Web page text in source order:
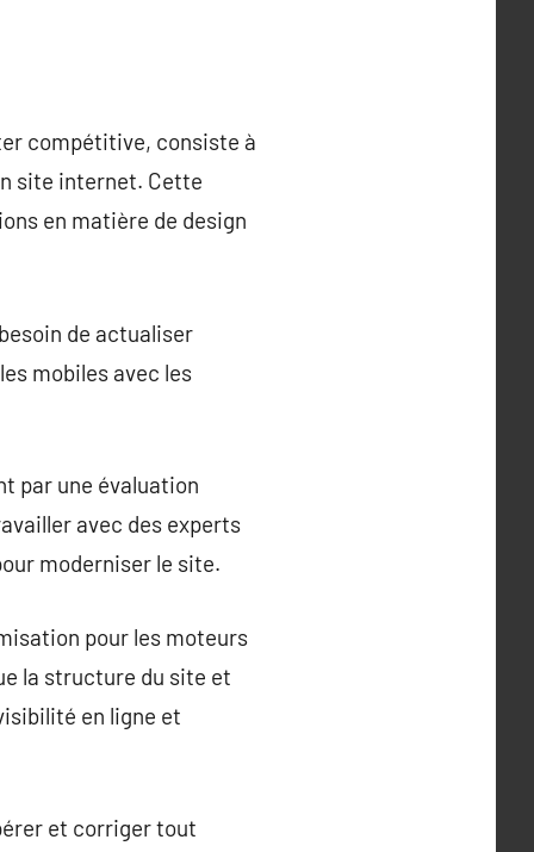
compétitive, consiste à
site internet. Cette
en matière de design
de actualiser
mobiles avec les
par une évaluation
avec des experts
moderniser le site.
pour les moteurs
la structure du site et
en ligne et
et corriger tout